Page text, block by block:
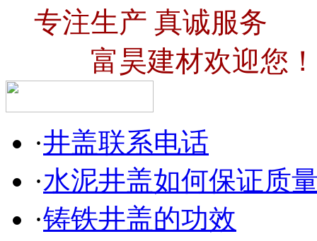
专注生产 真诚服务
富昊建材欢迎您！
·井盖联系电话
·水泥井盖如何保证质
·铸铁井盖的功效